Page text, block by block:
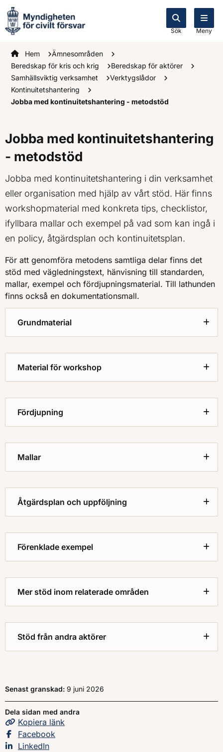
Sök Meny
Startsidan
Hem
Ämnesområden
Beredskap för kris och krig
Beredskap för aktörer
Samhällsviktig verksamhet
Verktygslådor
Kontinuitetshantering
Jobba med kontinuitetshantering - metodstöd
Jobba med kontinuitetshantering
- metodstöd
Jobba med kontinuitetshantering i din verksamhet
eller organisation med hjälp av vårt stöd. Här finns
workshopmaterial med konkreta tips, checklistor,
ifyllbara mallar och exempel på vad som kan ingå i
en policy, åtgärdsplan och kontinuitetsplan.
För att genomföra metodens samtliga delar finns det
stöd med vägledningstext, hänvisning till standarden,
mallar, exempel och fördjupningsmaterial. Till lathunden
finns också en dokumentationsmall.
Grundmaterial
Material för workshop
Fördjupning
Mallar
Åtgärdsplan och uppföljning
Förenklade exempel
Mer stöd inom relaterade områden
Stöd från andra aktörer
Senast granskad: 9 juni 2026
Dela sidan med andra
Kopiera sidans
länk
Dela sidan på
Facebook
Dela sidan på
LinkedIn